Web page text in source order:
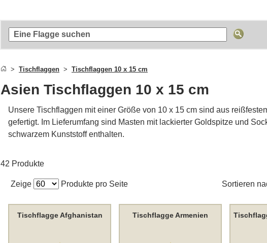
Tischflaggen Tischflaggen 10 x 15 cm
Asien Tischflaggen 10 x 15 cm
Unsere Tischflaggen mit einer Größe von 10 x 15 cm sind aus
gefertigt. Im Lieferumfang sind Masten mit lackierter Goldspitze und
schwarzem Kunststoff enthalten.
42 Produkte
Zeige Produkte pro Seite Sortieren
Tischflagge Afghanistan Tischflagge Armenien